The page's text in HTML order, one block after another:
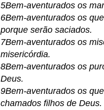
5Bem-aventurados os
6Bem-aventurados os
porque serão saciados.
7Bem-aventurados os
misericórdia.
8Bem-aventurados os
Deus.
9Bem-aventurados os
chamados filhos de Deus.